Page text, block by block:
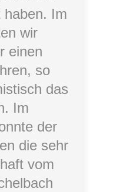
haben. Im
wir
einen
so
das
Im
der
die sehr
vom